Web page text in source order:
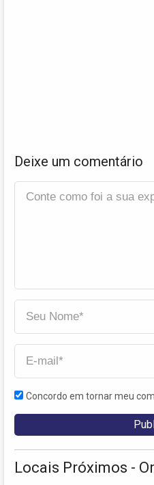
Deixe um comentário
Concordo em tornar meu
Locais Próximos -